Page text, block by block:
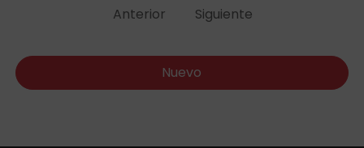
Anterior
Siguiente
Nuevo